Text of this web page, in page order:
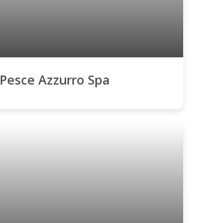
Pesce Azzurro Spa